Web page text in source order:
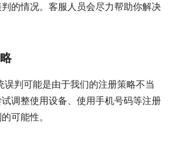
的情况。客服人员会尽力帮助你解决
误判可能是由于我们的注册策略不当
调整使用设备、使用手机号码等注册
可能性。